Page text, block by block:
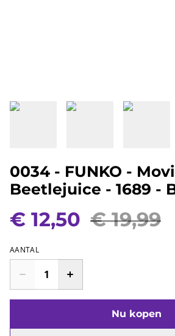
0034 - FUNKO -
Beetlejuice - 1689 -
€ 12,50 € 19,99
AANTAL
Nu kopen